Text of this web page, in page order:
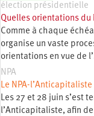
élection présidentielle
Quelles orientations du
Comme à chaque
organise un vaste
orientations en vue de
NPA
Le NPA-
Les 27 et 28 juin s’est
l’Anticapitaliste, afin